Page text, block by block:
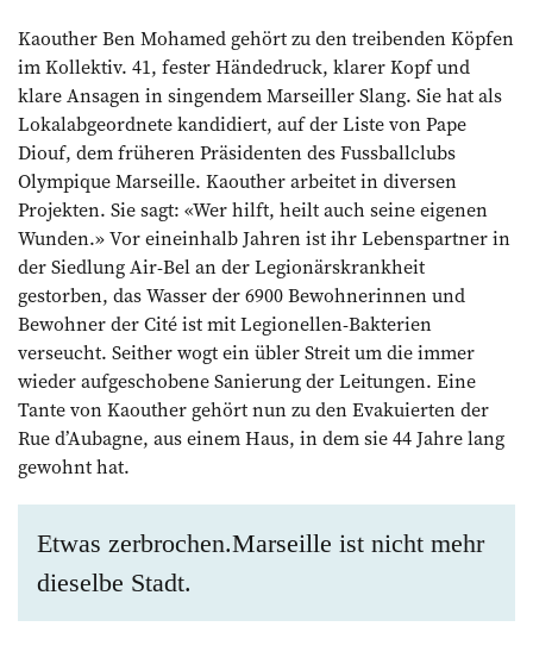
Kaouther Ben Mohamed gehört zu den treibenden Köpfen
im Kollektiv. 41, fester Händedruck, klarer Kopf und
klare Ansagen in singendem Marseiller Slang. Sie hat als
Lokalabgeordnete kandidiert, auf der Liste von Pape
Diouf, dem früheren Präsidenten des Fussballclubs
Olympique Marseille. ­Kaouther arbeitet in diversen
Projekten. Sie sagt: «Wer hilft, heilt auch seine eigenen
Wunden.» Vor eineinhalb Jahren ist ihr Lebenspartner in
der Siedlung Air-Bel an der Legionärskrankheit
gestorben, das Wasser der 6900 Bewohnerinnen und
Bewohner der Cité ist mit Legionellen-Bakterien
verseucht. Seither wogt ein übler Streit um die immer
wieder ­aufgeschobene Sanierung der Leitungen. Eine
Tante von ­Kaouther gehört nun zu den Evakuierten der
Rue d’Aubagne, aus einem Haus, in dem sie 44 Jahre lang
gewohnt hat.
Etwas zerbrochen.Marseille ist nicht mehr
dieselbe Stadt.